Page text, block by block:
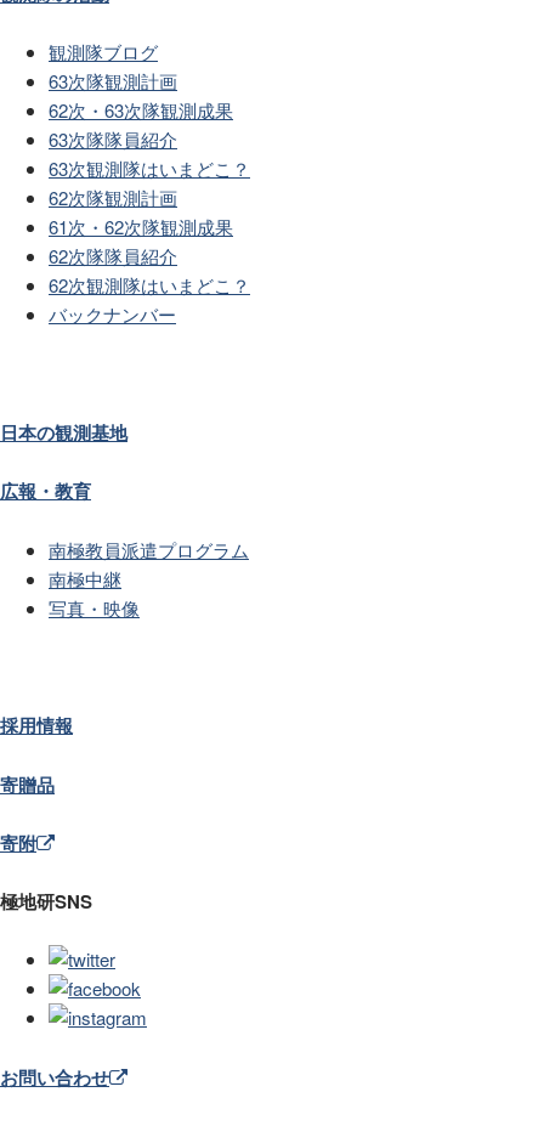
観測隊ブログ
63次隊観測計画
62次・63次隊観測成果
63次隊隊員紹介
63次観測隊はいまどこ？
62次隊観測計画
61次・62次隊観測成果
62次隊隊員紹介
62次観測隊はいまどこ？
バックナンバー
日本の観測基地
広報・教育
南極教員派遣プログラム
南極中継
写真・映像
採用情報
寄贈品
寄附
極地研SNS
お問い合わせ